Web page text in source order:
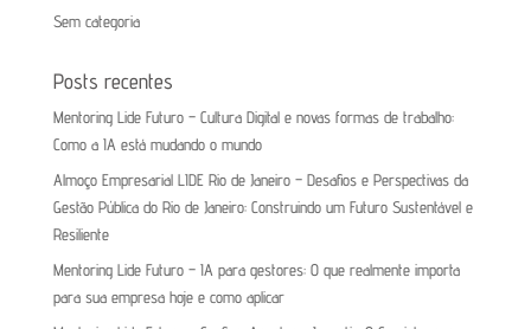
Sem categoria
Posts recentes
Mentoring Lide Futuro – Cultura Digital e novas formas de trabalho:
Como a IA está mudando o mundo
Almoço Empresarial LIDE Rio de Janeiro – Desafios e Perspectivas da
Gestão Pública do Rio de Janeiro: Construindo um Futuro Sustentável e
Resiliente
Mentoring Lide Futuro – IA para gestores: O que realmente importa
para sua empresa hoje e como aplicar